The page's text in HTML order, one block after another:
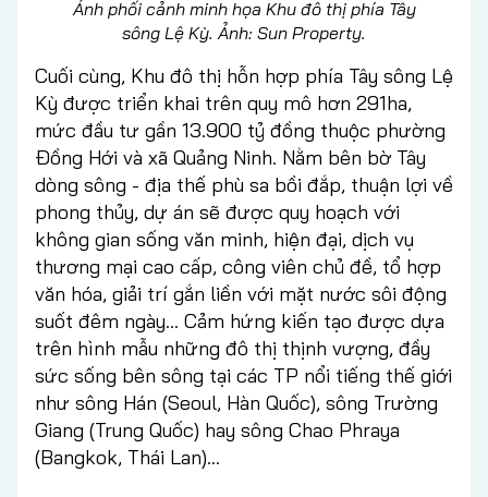
Ảnh phối cảnh minh họa Khu đô thị phía Tây
sông Lệ Kỳ. Ảnh: Sun Property.
Cuối cùng, Khu đô thị hỗn hợp phía Tây sông Lệ
Kỳ được triển khai trên quy mô hơn 291ha,
mức đầu tư gần 13.900 tỷ đồng thuộc phường
Đồng Hới và xã Quảng Ninh. Nằm bên bờ Tây
dòng sông - địa thế phù sa bồi đắp, thuận lợi về
phong thủy, dự án sẽ được quy hoạch với
không gian sống văn minh, hiện đại, dịch vụ
thương mại cao cấp, công viên chủ đề, tổ hợp
văn hóa, giải trí gắn liền với mặt nước sôi động
suốt đêm ngày… Cảm hứng kiến tạo được dựa
trên hình mẫu những đô thị thịnh vượng, đầy
sức sống bên sông tại các TP nổi tiếng thế giới
như sông Hán (Seoul, Hàn Quốc), sông Trường
Giang (Trung Quốc) hay sông Chao Phraya
(Bangkok, Thái Lan)...